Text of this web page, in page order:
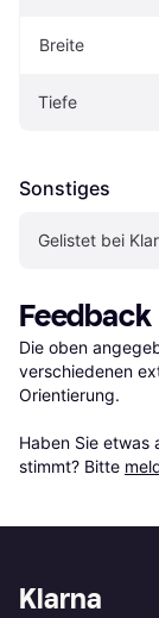
Breite
Tiefe
Sonstiges
Gelistet bei
Feedback
Die oben
verschiedenen
Orientierung.
Haben Sie etwas
stimmt? Bitte
Klarna